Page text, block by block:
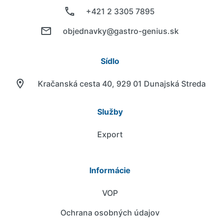
+421 2 3305 7895
objednavky@gastro-genius.sk
Sídlo
Kračanská cesta 40, 929 01 Dunajská Streda
Služby
Export
Informácie
VOP
Ochrana osobných údajov